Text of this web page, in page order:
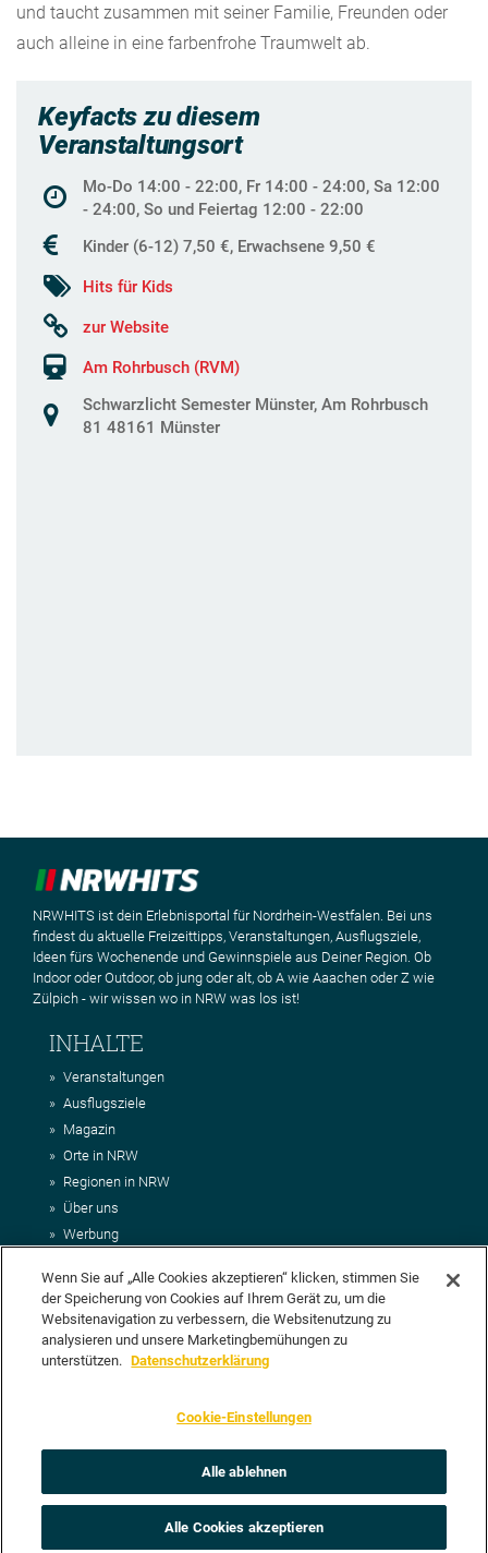
und taucht zusammen mit seiner Familie, Freunden oder
auch alleine in eine farbenfrohe Traumwelt ab.
Keyfacts zu diesem
Veranstaltungsort
Mo-Do 14:00 - 22:00, Fr 14:00 - 24:00, Sa 12:00
- 24:00, So und Feiertag 12:00 - 22:00
Kinder (6-12) 7,50 €, Erwachsene 9,50 €
Hits für Kids
zur Website
Am Rohrbusch (RVM)
Schwarzlicht Semester Münster, Am Rohrbusch
81 48161 Münster
NRWHITS ist dein Erlebnisportal für Nordrhein-Westfalen. Bei uns
findest du aktuelle Freizeittipps, Veranstaltungen, Ausflugsziele,
Ideen fürs Wochenende und Gewinnspiele aus Deiner Region. Ob
Indoor oder Outdoor, ob jung oder alt, ob A wie Aaachen oder Z wie
Zülpich - wir wissen wo in NRW was los ist!
INHALTE
Veranstaltungen
Ausflugsziele
Magazin
Orte in NRW
Regionen in NRW
Über uns
Werbung
Impressum
AGB
Datenschutz
DEIN VORSCHLAG FÜR NRWHITS
vorschlagen? Klasse, dann nutze doch einfach
Unsere Redaktion wird Deinen Vorschlag dann so schnell wie
Wenn Sie auf „Alle Cookies akzeptieren“ klicken, stimmen Sie
der Speicherung von Cookies auf Ihrem Gerät zu, um die
Websitenavigation zu verbessern, die Websitenutzung zu
analysieren und unsere Marketingbemühungen zu
unterstützen. Datenschutzerklärung
Cookie-Einstellungen
Alle ablehnen
Alle Cookies akzeptieren